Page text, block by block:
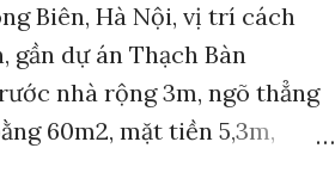
Biên, Hà Nội, vị trí cách
gần dự án Thạch Bàn
nhà rộng 3m, ngõ thẳng
60m2, mặt tiền 5,3m,